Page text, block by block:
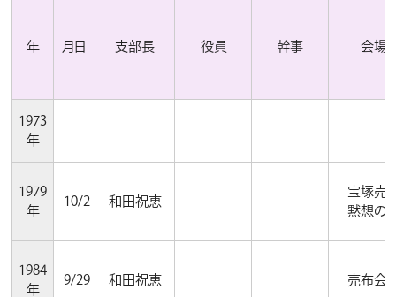
年 月日 支部長 役員 幹事 会場
1973
年
1979
年
10/2 和田祝恵
宝塚売
黙想の
1984
年
9/29 和田祝恵 売布会